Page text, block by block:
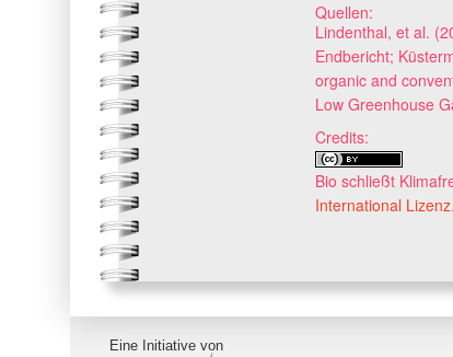
Quellen:
Lindenthal, et al.
Endbericht;
organic and
Low Greenhouse
Credits:
Bio schließt
International Lizenz.
Eine Initiative von